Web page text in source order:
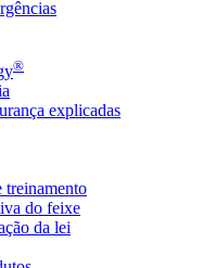
®
explicadas
treinamento
do feixe
da lei